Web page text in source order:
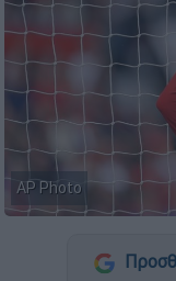
AP Photo